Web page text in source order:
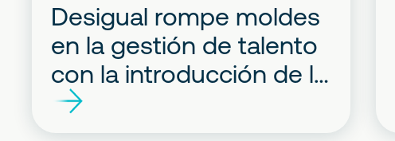
Desigual rompe moldes
en la gestión de talento
con la introducción de la
IA